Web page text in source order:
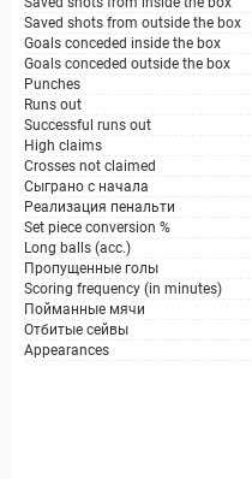
Saved shots from outside the box
Goals conceded inside the box
Goals conceded outside the box
Punches
Runs out
Successful runs out
High claims
Crosses not claimed
Сыграно с начала
Реализация пенальти
Set piece conversion %
Long balls (acc.)
Пропущенные голы
Scoring frequency (in minutes)
Пойманные мячи
Отбитые сейвы
Appearances